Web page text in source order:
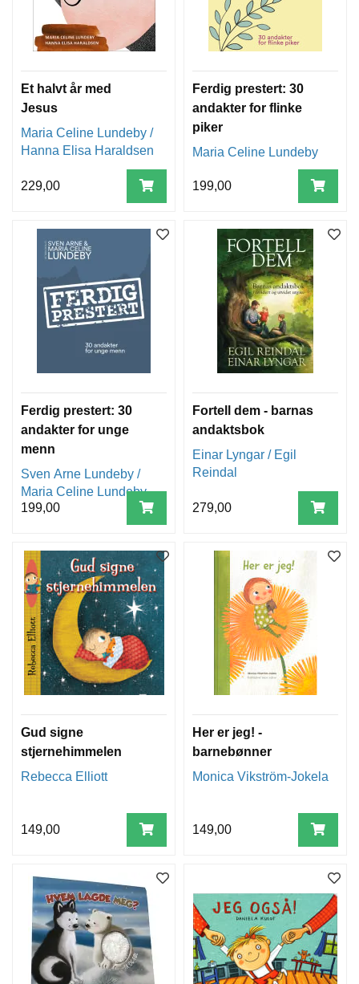
Et halvt år med
Jesus
Maria Celine Lundeby /
Hanna Elisa Haraldsen
229,00
Ferdig prestert: 30
andakter for flinke
piker
Maria Celine Lundeby
199,00
Ferdig prestert: 30
andakter for unge
menn
Sven Arne Lundeby /
Maria Celine Lundeby
199,00
Fortell dem - barnas
andaktsbok
Einar Lyngar / Egil
Reindal
279,00
Gud signe
stjernehimmelen
Rebecca Elliott
149,00
Her er jeg! -
barnebønner
Monica Vikström-Jokela
149,00